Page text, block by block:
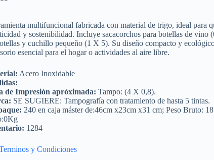
multifuncional fabricada con material de trigo, ideal para
y sostenibilidad. Incluye sacacorchos para botellas de vino
y cuchillo pequeño (1 X 5). Su diseño compacto y
esencial para el hogar o actividades al aire libre.
Acero Inoxidable
de Impresión apróximada: Tampo: (4 X 0,8).
SE SUGIERE: Tampografía con tratamiento de hasta 5 tintas.
240 en caja máster de:46cm x23cm x31 cm; Peso Bruto:
1284
y Condiciones